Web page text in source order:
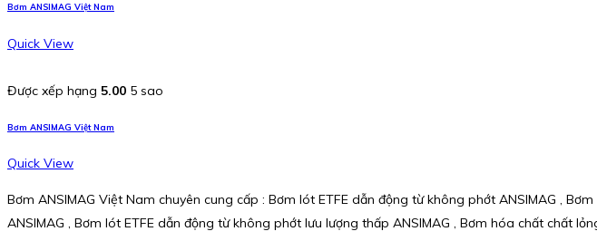
Bơm ANSIMAG Việt Nam
Quick View
Được xếp hạng 5.00 5 sao
Bơm ANSIMAG Việt Nam
Quick View
Bơm ANSIMAG Việt Nam chuyên cung cấp : Bơm lót ETFE dẫn động từ không phớt ANSIMAG ,
ANSIMAG , Bơm lót ETFE dẫn động từ không phớt lưu lượng thấp ANSIMAG , Bơm hóa chất chất